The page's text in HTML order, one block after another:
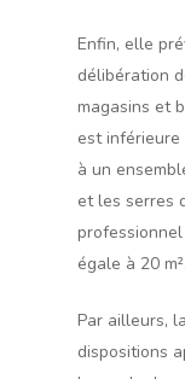
Enfin, elle
délibération
magasins et
est inférieure
à un
et les serres
égale à 20 m².
Par ailleurs,
dispositions